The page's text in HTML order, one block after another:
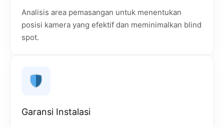
Analisis area pemasangan untuk menentukan
posisi kamera yang efektif dan meminimalkan blind
spot.
Garansi Instalasi